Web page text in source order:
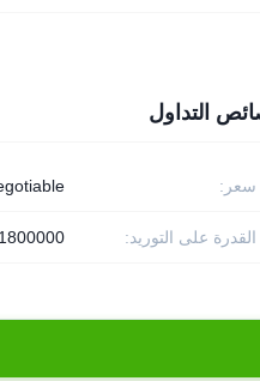
التداول
سعر:
القدرة على التوريد: 1800000 قطعة في السنة